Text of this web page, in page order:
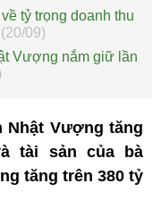
tỷ trọng doanh thu
(20/09)
Vượng nắm giữ lần
Nhật Vượng tăng
tài sản của bà
tăng trên 380 tỷ